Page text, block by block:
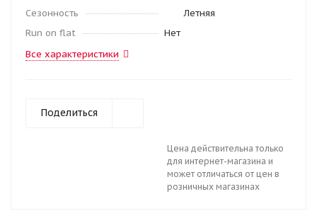
Сезонность
Летняя
Run on flat
Нет
Все характеристики
Поделиться
Цена действительна только
для интернет-магазина и
может отличаться от цен в
розничных магазинах